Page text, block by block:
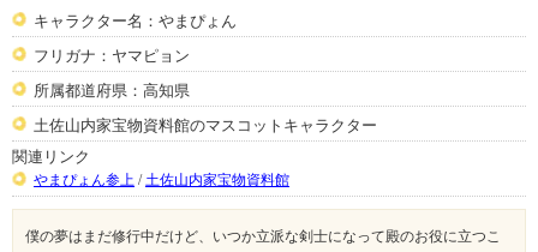
キャラクター名：やまぴょん
フリガナ：ヤマピョン
所属都道府県：高知県
土佐山内家宝物資料館のマスコットキャラクター
関連リンク
やまぴょん参上 /土佐山内家宝物資料館
僕の夢はまだ修行中だけど、いつか立派な剣士になって殿のお役に立つこ